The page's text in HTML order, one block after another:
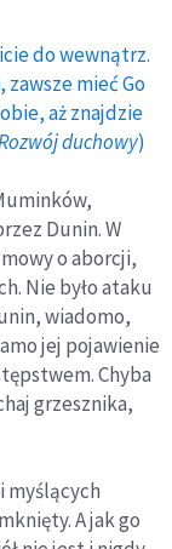
do wewnątrz.
mieć Go
aż znajdzie
duchowy)
Dunin. W
o aborcji,
Nie było ataku
wiadomo,
jej pojawienie
Chyba
grzesznika,
myślących
A jak go